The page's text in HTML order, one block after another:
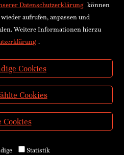
8868
Datenschutzerklärung können
aufrufen, anpassen und
Weitere Informationen hierzu
.
Cookies
Cookies
Cookies
Statistik